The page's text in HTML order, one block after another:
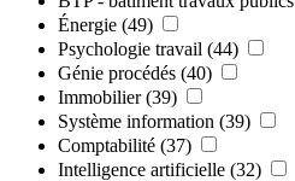
Énergie (49)
Psychologie travail (44)
Génie procédés (40)
Immobilier (39)
Système information (39)
Comptabilité (37)
Intelligence artificielle (32)